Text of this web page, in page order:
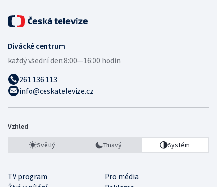
Divácké centrum
každý všední den:8:00—16:00 hodin
261 136 113
info@ceskatelevize.cz
Vzhled
Světlý Tmavý Systém
TV program
Pro média